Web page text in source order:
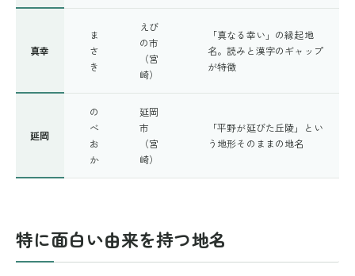
真幸
ま
さ
き
えび
の市
（宮
崎）
「真なる幸い」の縁起地
名。読みと漢字のギャップ
が特徴
延岡
の
べ
お
か
延岡
市
（宮
崎）
「平野が延びた丘陵」とい
う地形そのままの地名
特に面白い由来を持つ地名